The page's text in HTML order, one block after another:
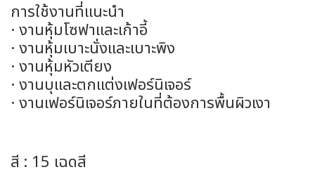
การใช้งานที่แนะนำ
· งานหุ้มโซฟาและเก้าอี้
· งานหุ้มเบาะนั่งและเบาะพิง
· งานหุ้มหัวเตียง
· งานบุและตกแต่งเฟอร์นิเจอร์
· งานเฟอร์นิเจอร์ภายในที่ต้องการพื้นผิวเงา
สี : 15 เฉดสี